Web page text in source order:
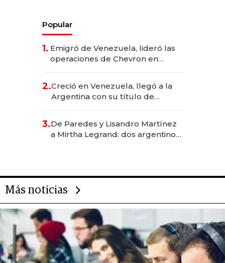
Popular
1. Emigró de Venezuela, lideró las
operaciones de Chevron en
2.Creció en Venezuela, llegó a la
Argentina con su título de
las marcas "fast premium"
3.De Paredes y Lisandro Martínez
a Mirtha Legrand: dos argentinos
Más noticias